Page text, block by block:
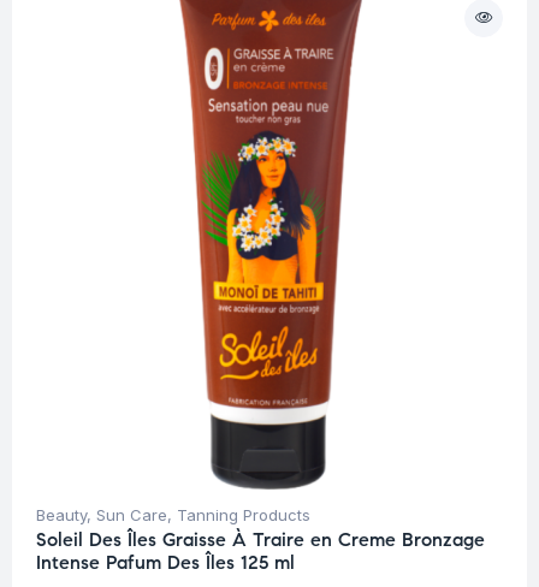
Beauty, Sun Care, Tanning Products
Soleil Des Îles Graisse À Traire en Creme Bronzage
Intense Pafum Des Îles 125 ml